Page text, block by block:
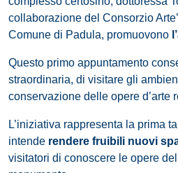
collaborazione del Consorzio
Comune di Padula, promuovono
Questo primo appuntamento
straordinaria, di visitare gli
conservazione delle opere d’arte
L’iniziativa rappresenta la prima
intende rendere fruibili nuovi
visitatori di conoscere le opere